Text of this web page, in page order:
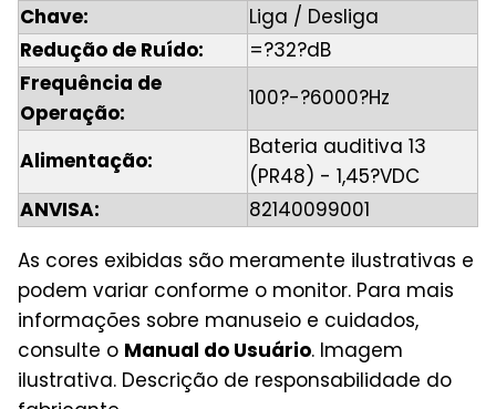
Chave:
Liga / Desliga
Redução de Ruído:
=?32?dB
Frequência de
Operação:
100?-?6000?Hz
Alimentação:
Bateria auditiva 13
(PR48) - 1,45?VDC
ANVISA:
82140099001
As cores exibidas são meramente ilustrativas e
podem variar conforme o monitor. Para mais
informações sobre manuseio e cuidados,
consulte o Manual do Usuário. Imagem
ilustrativa. Descrição de responsabilidade do